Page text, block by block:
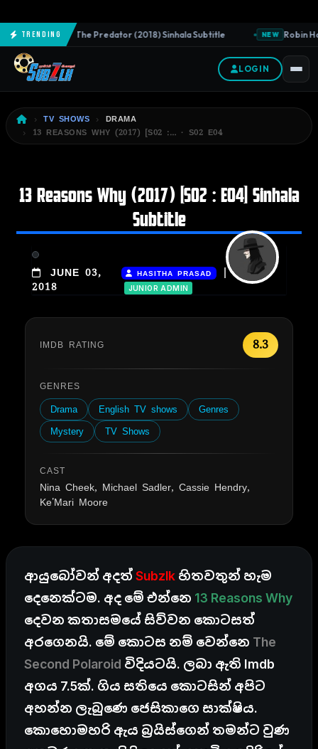
Trending
NEW The Predator (2018) Sinhala Subtitle NEW Robin
LOGIN
TV SHOWS
DRAMA
13 REASONS WHY (2017) [S02 :… · S02 E04
13 Reasons Why (2017) [S02 : E04] Sinhala
Subtitle
JUNE 03,
2018
HASITHA PRASAD |
JUNIOR ADMIN
IMDB RATING 8.3
GENRES
Drama English TV shows
Genres
Mystery
TV Shows
CAST
Nina Cheek, Michael Sadler, Cassie Hendry,
Ke'Mari Moore
ආයුබෝවන් අදත්Subzlk හිතවතුන් හැම
දෙනෙක්ටම. අද මේ එන්නෙ 13 Reasons Why
දෙවන කතාසමයේ සිව්වන කොටසත්
අරගෙනයි. මේ කොටස නම් වෙන්නෙ The
Second Polaroid විදියටයි. ලබා ඇති Imdb
අගය 7.5ක්. ගිය සතියෙ කොටසින් අපිට
අහන්න ලැබුණෙ ජෙසිකාගෙ සාක්ෂිය.
කොහොමහරි ඇය බ්‍රයිස්ගෙන් තමන්ට වුණ